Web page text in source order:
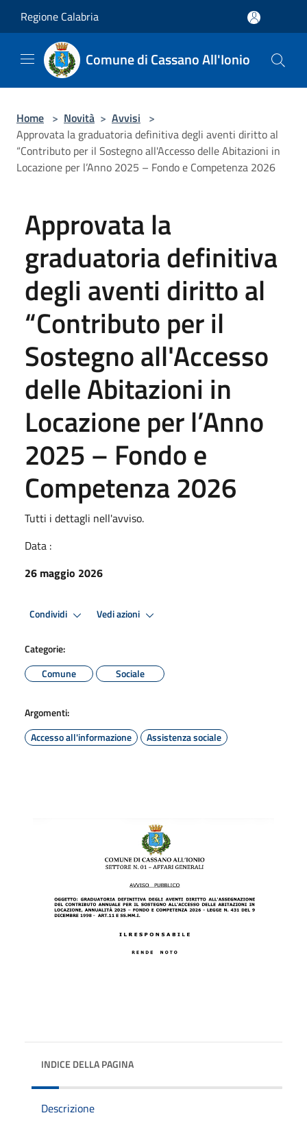
Regione Calabria
Comune di Cassano All'Ionio
Home > Novità > Avvisi >
Approvata la graduatoria definitiva degli aventi diritto al
“Contributo per il Sostegno all'Accesso delle Abitazioni in
Locazione per l’Anno 2025 – Fondo e Competenza 2026
Approvata la
graduatoria definitiva
degli aventi diritto al
“Contributo per il
Sostegno all'Accesso
delle Abitazioni in
Locazione per l’Anno
2025 – Fondo e
Competenza 2026
Tutti i dettagli nell'avviso.
Data :
26 maggio 2026
Condividi Vedi azioni
Categorie:
Comune
Sociale
Argomenti:
Accesso all'informazione
Assistenza sociale
INDICE DELLA PAGINA
Descrizione